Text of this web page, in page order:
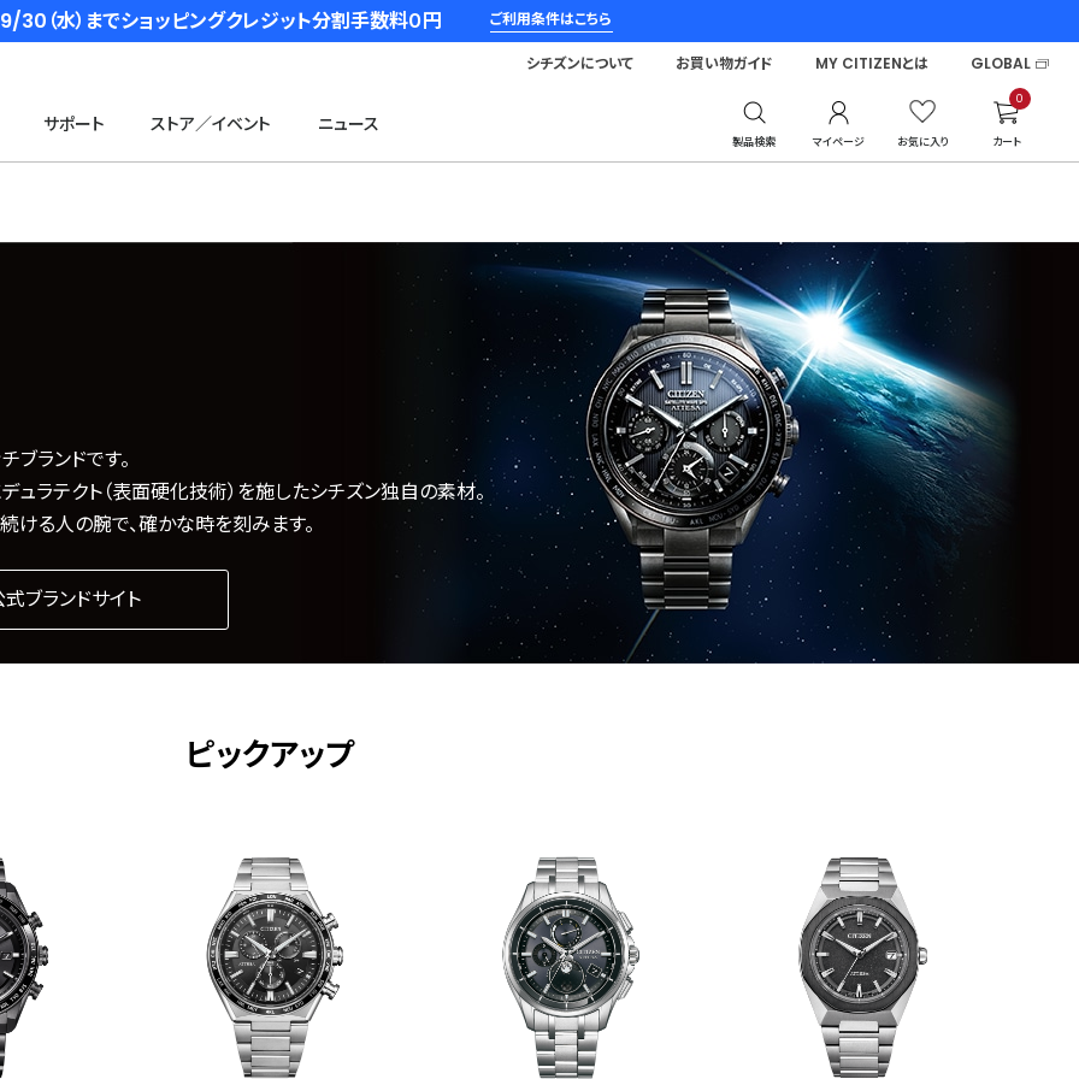
（水）までショッピングクレジット分割手数料０円 ご利用条件はこちら
サポート ストア／イベント ニュース
製品検索 マイページ お気に入り
0
カート
シチズンについて お買い物ガイド MY CITIZENとは GLOBAL
ブランドです。
ラテクト（表面硬化技術）を施したシチズン独自の素材。
ける人の腕で、確かな時を刻みます。
ブランドサイト
ピックアップ